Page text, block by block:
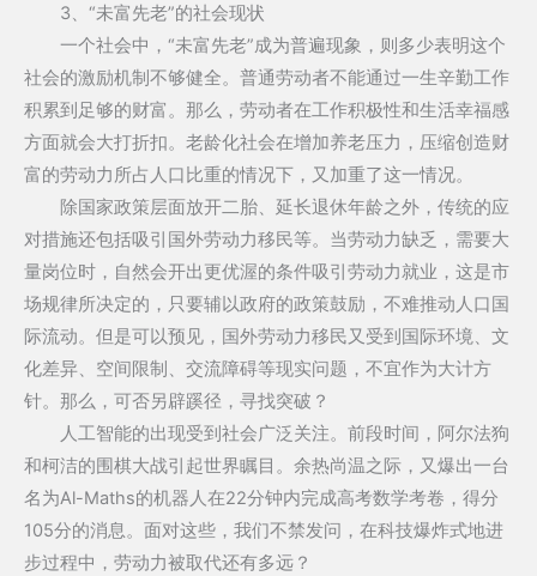
3、“未富先老”的社会现状
一个社会中，“未富先老”成为普遍现象，则多少表明这个
社会的激励机制不够健全。普通劳动者不能通过一生辛勤工作
积累到足够的财富。那么，劳动者在工作积极性和生活幸福感
方面就会大打折扣。老龄化社会在增加养老压力，压缩创造财
富的劳动力所占人口比重的情况下，又加重了这一情况。
除国家政策层面放开二胎、延长退休年龄之外，传统的应
对措施还包括吸引国外劳动力移民等。当劳动力缺乏，需要大
量岗位时，自然会开出更优渥的条件吸引劳动力就业，这是市
场规律所决定的，只要辅以政府的政策鼓励，不难推动人口国
际流动。但是可以预见，国外劳动力移民又受到国际环境、文
化差异、空间限制、交流障碍等现实问题，不宜作为大计方
针。那么，可否另辟蹊径，寻找突破？
人工智能的出现受到社会广泛关注。前段时间，阿尔法狗
和柯洁的围棋大战引起世界瞩目。余热尚温之际，又爆出一台
名为Al-Maths的机器人在22分钟内完成高考数学考卷，得分
105分的消息。面对这些，我们不禁发问，在科技爆炸式地进
步过程中，劳动力被取代还有多远？